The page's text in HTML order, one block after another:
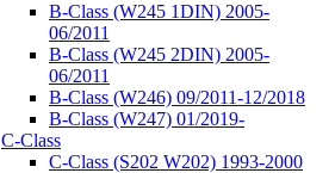
B-Class (W245 1DIN) 2005-
06/2011
B-Class (W245 2DIN) 2005-
06/2011
B-Class (W246) 09/2011-12/2018
B-Class (W247) 01/2019-
C-Class
C-Class (S202 W202) 1993-2000